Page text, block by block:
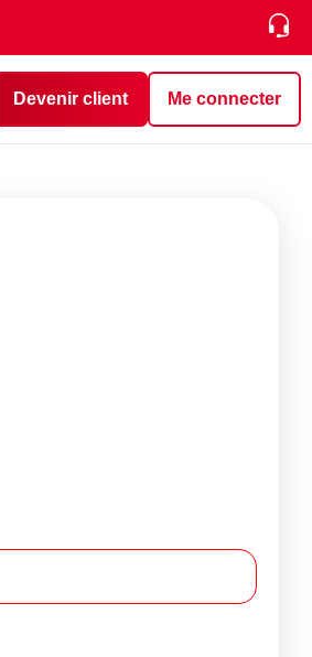
Devenir client Me connecter